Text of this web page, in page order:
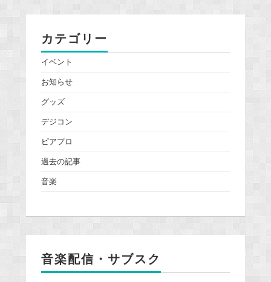
カテゴリー
イベント
お知らせ
グッズ
デジコン
ピアプロ
過去の記事
音楽
音楽配信・サブスク